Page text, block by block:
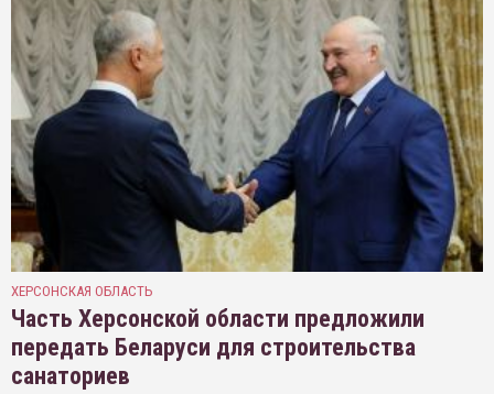
ХЕРСОНСКАЯ ОБЛАСТЬ
Часть Херсонской области предложили
передать Беларуси для строительства
санаториев